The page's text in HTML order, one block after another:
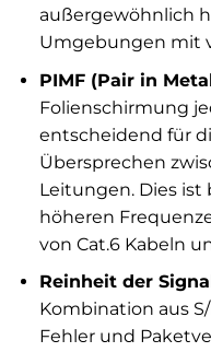
außergewöhnlich
Umgebungen mit
PIMF (Pair in
Folienschirmung
entscheidend für
Übersprechen
Leitungen. Dies ist
höheren
von Cat.6 Kabeln
Reinheit der
Kombination aus
Fehler und